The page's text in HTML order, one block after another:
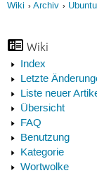
Wiki Archiv
Wiki
Index
Letzte
Liste neuer
Übersicht
FAQ
Benutzung
Kategorie
Wortwolke